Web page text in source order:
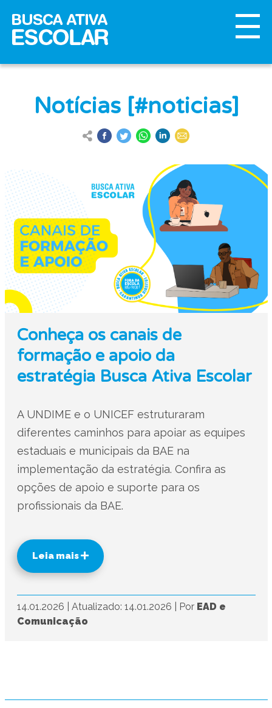
Notícias [#noticias]
Conheça os canais de
formação e apoio da
estratégia Busca Ativa Escolar
A UNDIME e o UNICEF estruturaram
diferentes caminhos para apoiar as equipes
estaduais e municipais da BAE na
implementação da estratégia. Confira as
opções de apoio e suporte para os
profissionais da BAE.
Leia mais
14.01.2026 Atualizado: 14.01.2026 Por EAD e
Comunicação